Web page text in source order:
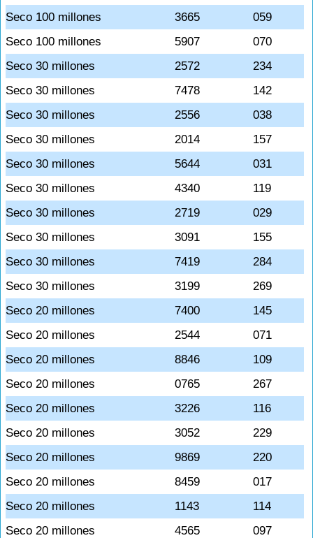
Seco 100 millones
3665
059
Seco 100 millones
5907
070
Seco 30 millones
2572
234
Seco 30 millones
7478
142
Seco 30 millones
2556
038
Seco 30 millones
2014
157
Seco 30 millones
5644
031
Seco 30 millones
4340
119
Seco 30 millones
2719
029
Seco 30 millones
3091
155
Seco 30 millones
7419
284
Seco 30 millones
3199
269
Seco 20 millones
7400
145
Seco 20 millones
2544
071
Seco 20 millones
8846
109
Seco 20 millones
0765
267
Seco 20 millones
3226
116
Seco 20 millones
3052
229
Seco 20 millones
9869
220
Seco 20 millones
8459
017
Seco 20 millones
1143
114
Seco 20 millones
4565
097